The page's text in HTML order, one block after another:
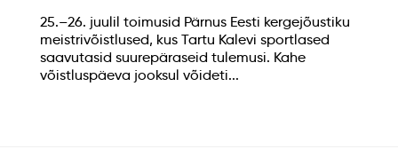
25.–26. juulil toimusid Pärnus Eesti kergejõustiku
meistrivõistlused, kus Tartu Kalevi sportlased
saavutasid suurepäraseid tulemusi. Kahe
võistluspäeva jooksul võideti...